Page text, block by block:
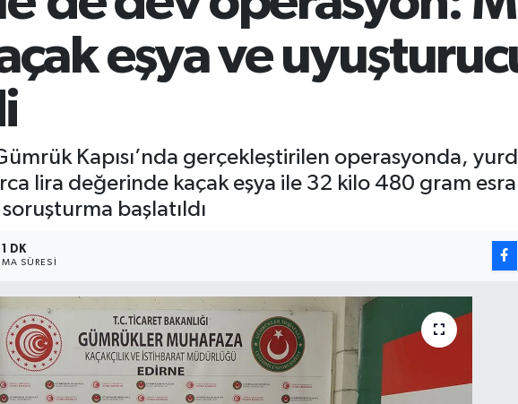
eşya ve
Kapısı’nda gerçekleştirilen operasyonda,
lira değerinde kaçak eşya ile 32 kilo 480 gram
başlatıldı
1 DK
SÜRESI